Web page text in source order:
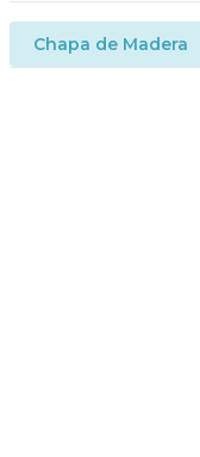
Chapa de Madera